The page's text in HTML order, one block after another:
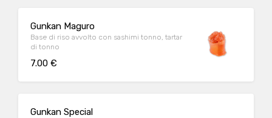
Gunkan Maguro
Base di riso avvolto con sashimi tonno, tartar
di tonno
7.00 €
Gunkan Special